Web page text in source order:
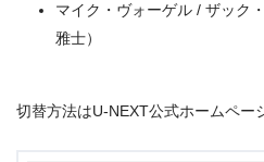
マイク・ヴォーゲル / ザック
雅士）
切替方法はU-NEXT公式ホームペー